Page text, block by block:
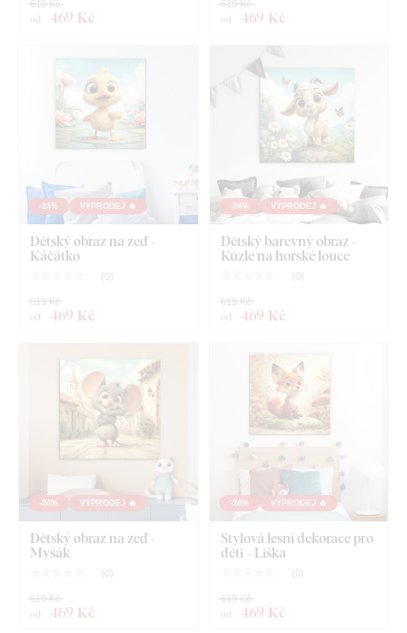
a lépe drží na zdi. Váha jednotlivých velikostí je rozepsána v
U rozměru 22x22 cm, 33x33 cm a 45x45 cm obsahuje
obraz jeden háček.
U rozměru 66x66 cm a 90x90 cm obsahuje obraz 2
Co najdete v balíku?
Pohádkový obraz na dřevě - Zajíček
V předu namontovaný háček / háčky na druhé straně
obrazu
od 469 Kč
619 Kč
od 469 Kč
619 Kč
-24% VÝPRODEJ 🔥
Dětský obraz na zeď -
Káčátko
( 0)
od 469 Kč
619 Kč
-24% VÝPRODEJ 🔥
Dětský barevný obraz -
Kůzle na horské louce
( 0)
od 469 Kč
619 Kč
-24% VÝPRODEJ 🔥
Dětský obraz na zeď -
Myšák
( 0)
od 469 Kč
619 Kč
-24% VÝPRODEJ 🔥
Stylová lesní dekorace pro
děti - Liška
( 0)
od 469 Kč
619 Kč